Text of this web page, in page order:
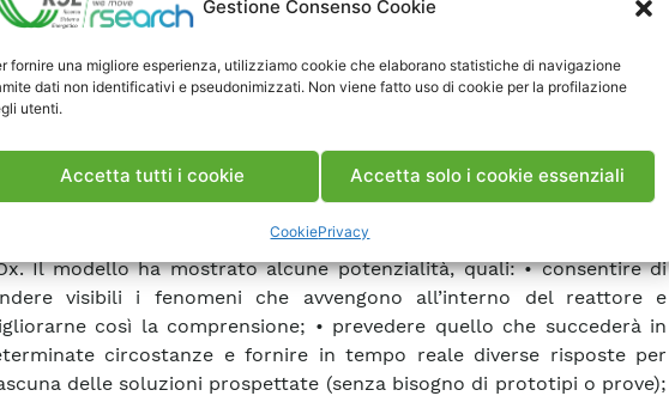
Gestione Consenso Cookie
fornire una migliore esperienza, utilizziamo cookie che elaborano statistiche di navigazione
dati non identificativi e pseudonimizzati. Non viene fatto uso di cookie per la profilazione
utenti.
Accetta tutti i cookie Accetta solo i cookie essenziali
CookiePrivacy
considerare un numero di riflessioni pari a tre, in quanto la
è stato tarato e validato su uno specifico impianto basandosi su
reali di monitoraggio degli NOx in ingresso e uscita del reattore e
slip di ammoniaca. E’ stato possibile ottenere i valori dei
di diffusione dell’ammoniaca nei gas (le uniche vere incognite
modello gaussiano) e il coefficiente di smorzamento del profilo
delle concentrazioni di ammoniaca, ovvero il consumo
dovuto alla particolare dinamica di abbattimento degli
Il modello ha mostrato alcune potenzialità, quali: • consentire di
visibili i fenomeni che avvengono all’interno del reattore e
così la comprensione; • prevedere quello che succederà in
circostanze e fornire in tempo reale diverse risposte per
delle soluzioni prospettate (senza bisogno di prototipi o prove);